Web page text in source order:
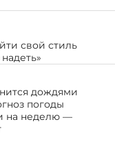
свой стиль
дождями
погоды
на неделю —